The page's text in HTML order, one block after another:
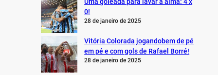
Uma goleada para lavar a alma: 4 x
0!
28 de janeiro de 2025
Vitória Colorada jogandobem de pé
em pé e com gols de Rafael Borré!
28 de janeiro de 2025